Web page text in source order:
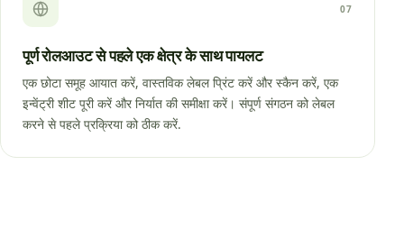
07
पूर्ण रोलआउट से पहले एक क्षेत्र के साथ पायलट
एक छोटा समूह आयात करें, वास्तविक लेबल प्रिंट करें और स्कैन करें, एक
इन्वेंट्री शीट पूरी करें और निर्यात की समीक्षा करें। संपूर्ण संगठन को लेबल
करने से पहले प्रक्रिया को ठीक करें.